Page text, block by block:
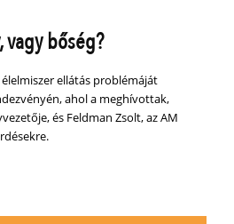
bőség?
ellátás problémáját
ahol a meghívottak,
és Feldman Zsolt, az AM